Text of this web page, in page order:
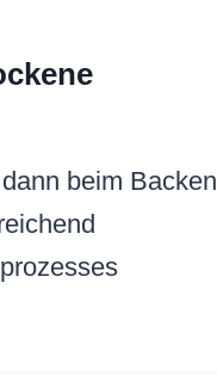
beim Backen